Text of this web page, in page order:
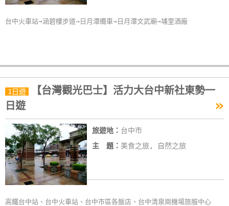
詢
Q&A
國
卡
訂
房
請
款
台中火車站→涵碧樓步道→日月潭纜車→日月潭文武廟→埔里酒廠
1日遊
【台灣觀光巴士】活力大台中新社東勢一
日遊
»
旅遊地： 台中市
主 題： 美食之旅, 自然之旅
高鐵台中站、台中火車站、台中市區各飯店、台中清泉崗機場旅服中心